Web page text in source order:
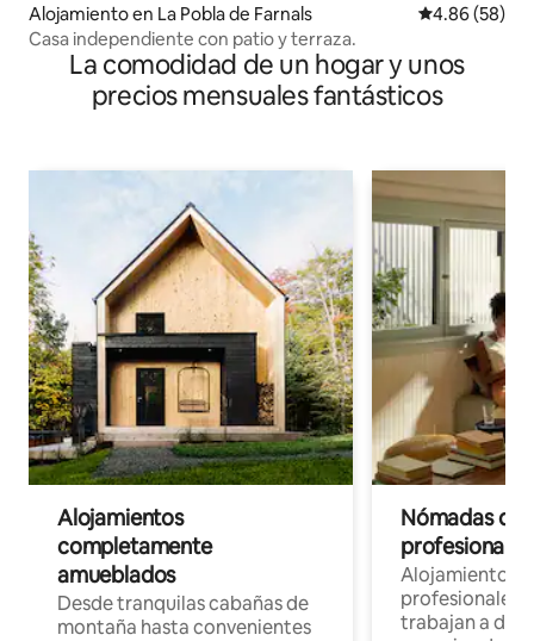
Alojamiento en La Pobla de Farnals Calificación
4.86 (58)
Casa independiente con patio y terraza.
La comodidad de un hogar y unos
precios mensuales fantásticos
Alojamientos
completamente
amueblados
Desde tranquilas cabañas de
montaña hasta convenientes
Nómadas
Alojamientos
profesionales
trabajan a